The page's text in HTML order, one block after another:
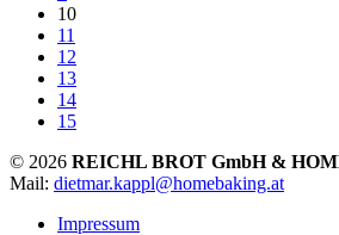
10
11
12
13
14
15
© 2026 REICHL BROT GmbH &
Mail: dietmar.kappl@homebaking.at
Impressum